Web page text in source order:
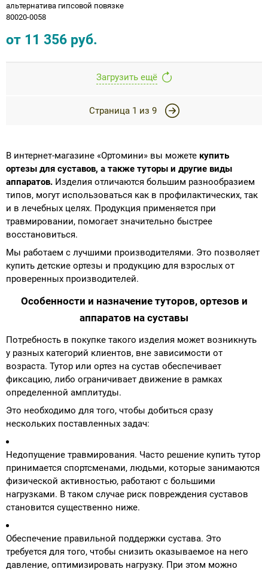
альтернатива гипсовой повязке
80020-0058
от 11 356 руб.
Загрузить ещё
Страница 1 из 9
В интернет-магазине «Ортомини» вы можете купить
ортезы для суставов, а также туторы и другие виды
аппаратов. Изделия отличаются большим разнообразием
типов, могут использоваться как в профилактических, так
и в лечебных целях. Продукция применяется при
травмировании, помогает значительно быстрее
восстановиться.
Мы работаем с лучшими производителями. Это позволяет
купить детские ортезы и продукцию для взрослых от
проверенных производителей.
Особенности и назначение туторов, ортезов и
аппаратов на суставы
Потребность в покупке такого изделия может возникнуть
у разных категорий клиентов, вне зависимости от
возраста. Тутор или ортез на сустав обеспечивает
фиксацию, либо ограничивает движение в рамках
определенной амплитуды.
Это необходимо для того, чтобы добиться сразу
нескольких поставленных задач:
Недопущение травмирования. Часто решение купить тутор
принимается спортсменами, людьми, которые занимаются
физической активностью, работают с большими
нагрузками. В таком случае риск повреждения суставов
становится существенно ниже.
Обеспечение правильной поддержки сустава. Это
требуется для того, чтобы снизить оказываемое на него
давление, оптимизировать нагрузку. При этом можно